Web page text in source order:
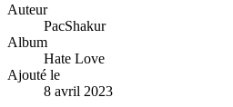
Auteur
PacShakur
Album
Hate Love
Ajouté le
8 avril 2023